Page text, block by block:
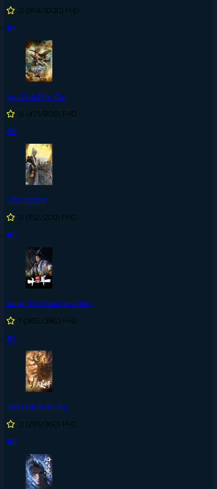
0 (814/1000) FHD
#4
Vạn Giới Độc Tôn
0 (471/800) FHD
#5
Tiên Nghịch
0 (152/200) FHD
#6
Luyện Khí Mười Vạn Năm
1 (365/380) FHD
#7
Thế Giới Hoàn Mỹ
0 (281/360) FHD
#8